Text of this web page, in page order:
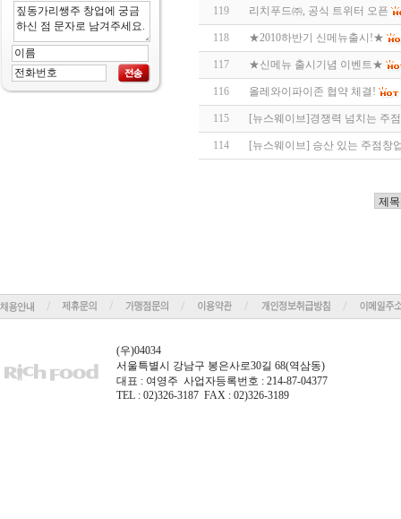
119 리치푸드㈜, 공식 트위터 오픈
118 ★2010하반기 신메뉴출시!★
117 ★신메뉴 출시기념 이벤트★
116 올레와이파이존 협약 체결!
115 [뉴스웨이브]경쟁력 넘치는 주
114 [뉴스웨이브] 승산 있는 주점창
(우)04034
서울특별시 강남구 봉은사로30길 68(역삼동)
대표 : 여영주 사업자등록번호 : 214-87-04377
TEL : 02)326-3187 FAX : 02)326-3189